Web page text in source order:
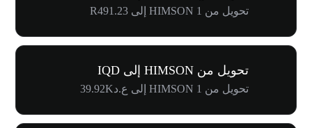
تحويل من 1 HIMSON إلى R491.23
تحويل من HIMSON إلى IQD
تحويل من 1 HIMSON إلى ع.د39.92K